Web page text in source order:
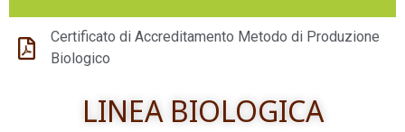
Certificato di Accreditamento Metodo di Produzione
Biologico
LINEA BIOLOGICA